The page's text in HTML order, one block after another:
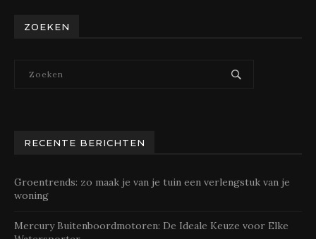
ZOEKEN
RECENTE BERICHTEN
Groentrends: zo maak je van je tuin een verlengstuk van je
woning
Mercury Buitenboordmotoren: De Ideale Keuze voor Elke